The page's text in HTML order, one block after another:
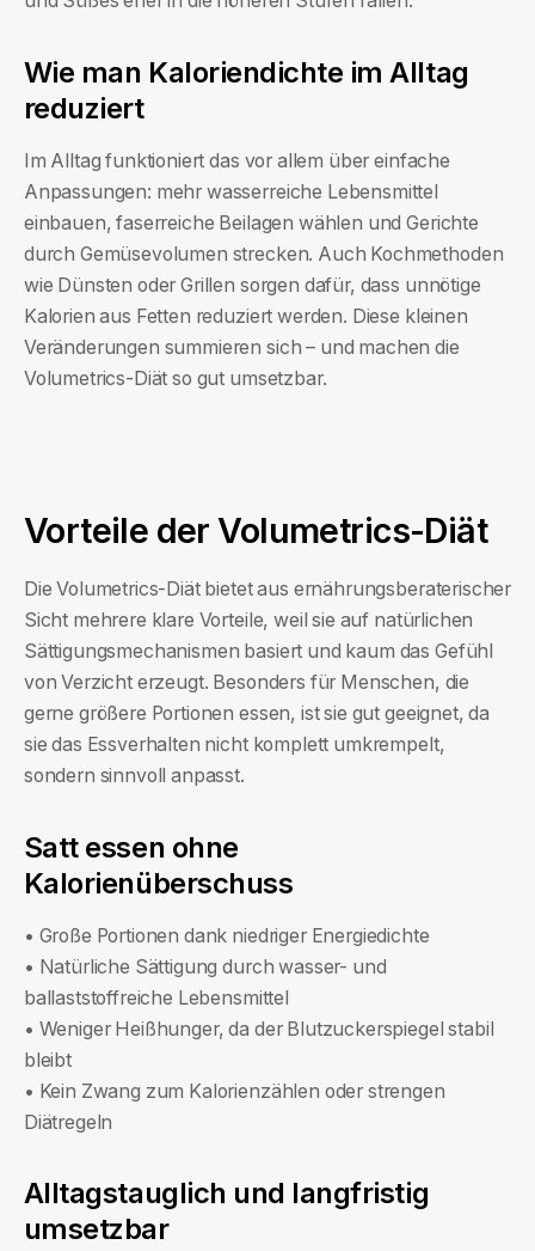
Wie man Kaloriendichte im Alltag
reduziert
Im Alltag funktioniert das vor allem über einfache
Anpassungen: mehr wasserreiche Lebensmittel
einbauen, faserreiche Beilagen wählen und Gerichte
durch Gemüsevolumen strecken. Auch Kochmethoden
wie Dünsten oder Grillen sorgen dafür, dass unnötige
Kalorien aus Fetten reduziert werden. Diese kleinen
Veränderungen summieren sich – und machen die
Volumetrics-Diät so gut umsetzbar.
Vorteile der Volumetrics-Diät
Die Volumetrics-Diät bietet aus ernährungsberaterischer
Sicht mehrere klare Vorteile, weil sie auf natürlichen
Sättigungsmechanismen basiert und kaum das Gefühl
von Verzicht erzeugt. Besonders für Menschen, die
gerne größere Portionen essen, ist sie gut geeignet, da
sie das Essverhalten nicht komplett umkrempelt,
sondern sinnvoll anpasst.
Satt essen ohne
Kalorienüberschuss
• Große Portionen dank niedriger Energiedichte
• Natürliche Sättigung durch wasser- und
ballaststoffreiche Lebensmittel
• Weniger Heißhunger, da der Blutzuckerspiegel stabil
bleibt
• Kein Zwang zum Kalorienzählen oder strengen
Diätregeln
Alltagstauglich und langfristig
umsetzbar